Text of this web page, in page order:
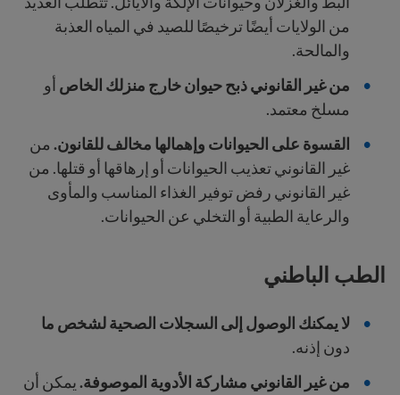
من الولايات أيضًا ترخيصًا للصيد في المياه العذبة
والمالحة.
من غير القانوني ذبح حيوان خارج منزلك الخاص أو
مسلخ معتمد.
القسوة على الحيوانات وإهمالها مخالف للقانون. من
غير القانوني تعذيب الحيوانات أو إرهاقها أو قتلها. من
غير القانوني رفض توفير الغذاء المناسب والمأوى
والرعاية الطبية أو التخلي عن الحيوانات.
الطب الباطني
لا يمكنك الوصول إلى السجلات الصحية لشخص ما
دون إذنه.
من غير القانوني مشاركة الأدوية الموصوفة.يمكن أن